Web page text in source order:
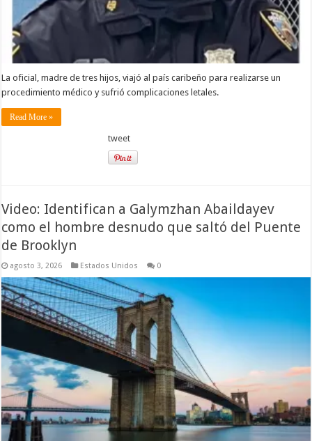
La oficial, madre de tres hijos, viajó al país caribeño para realizarse un
procedimiento médico y sufrió complicaciones letales.
Read More »
tweet
Video: Identifican a Galymzhan Abaildayev
como el hombre desnudo que saltó del Puente
de Brooklyn
agosto 3, 2026 Estados Unidos 0